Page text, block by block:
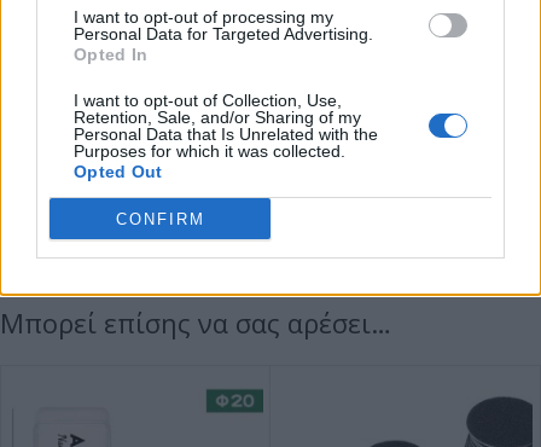
I want to opt-out of processing my
Personal Data for Targeted Advertising.
Opted In
I want to opt-out of Collection, Use,
Retention, Sale, and/or Sharing of my
Personal Data that Is Unrelated with the
Purposes for which it was collected.
Opted Out
CONFIRM
Μην τα αποστειρώνετε σε UV καθώς δεν προσφέρει προστασία από
ιούς και μύκητες.
Η αποστείρωση είναι βασική και δε πρέπει να την αμελείτε ποτέ.
Ακολουθήστε τις οδηγίες του κατασκευαστή για τον αποστειρωτή ή
κλίβανο που χρησιμοποιείτε, σχετικά με τον απαραίτητο χρόνο
αποστείρωσης.
Επιπλέον πληροφορίες
Μπορεί επίσης να σας αρέσει…